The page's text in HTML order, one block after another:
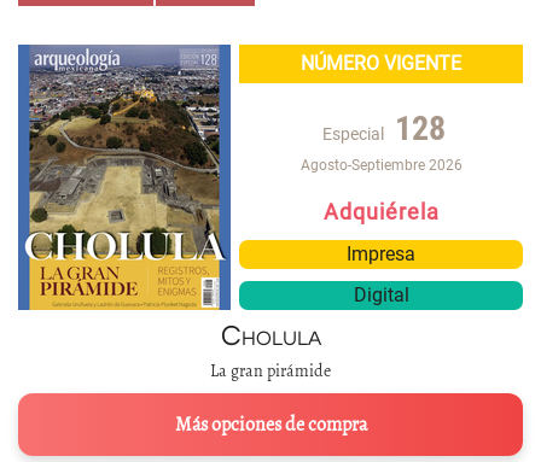
NÚMERO VIGENTE
Especial 128
Agosto-Septiembre 2026
Adquiérela
Impresa
Digital
Cholula
La gran pirámide
Más opciones de compra